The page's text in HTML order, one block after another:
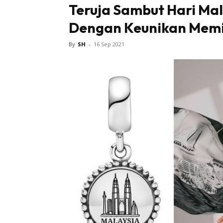
Teruja Sambut Hari
Dengan Keunikan
By SH - 16 Sep 2021